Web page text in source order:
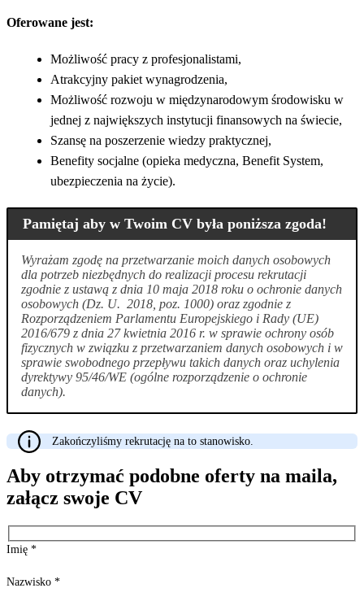
Oferowane jest:
Możliwość pracy z profesjonalistami,
Atrakcyjny pakiet wynagrodzenia,
Możliwość rozwoju w międzynarodowym środowisku w
jednej z największych instytucji finansowych na świecie,
Szansę na poszerzenie wiedzy praktycznej,
Benefity socjalne (opieka medyczna, Benefit System,
ubezpieczenia na życie).
Pamiętaj aby w Twoim CV była poniższa zgoda!
Wyrażam zgodę na przetwarzanie moich danych osobowych
dla potrzeb niezbędnych do realizacji procesu rekrutacji
zgodnie z ustawą z dnia 10 maja 2018 roku o ochronie danych
osobowych (Dz. U. 2018, poz. 1000) oraz zgodnie z
Rozporządzeniem Parlamentu Europejskiego i Rady (UE)
2016/679 z dnia 27 kwietnia 2016 r. w sprawie ochrony osób
fizycznych w związku z przetwarzaniem danych osobowych i w
sprawie swobodnego przepływu takich danych oraz uchylenia
dyrektywy 95/46/WE (ogólne rozporządzenie o ochronie
danych).
Zakończyliśmy rekrutację na to stanowisko.
Aby otrzymać podobne oferty na maila,
załącz swoje CV
Imię *
Nazwisko *